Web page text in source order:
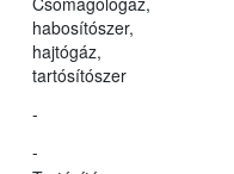
habosítószer,
hajtógáz,
tartósítószer
-
-